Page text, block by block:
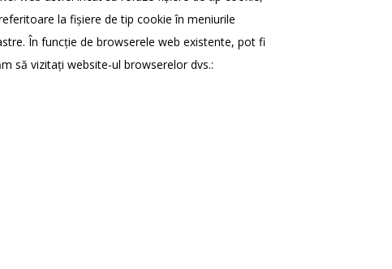
la fișiere de tip cookie în meniurile
În funcție de browserele web existente, pot fi
să vizitați website-ul browserelor dvs.: